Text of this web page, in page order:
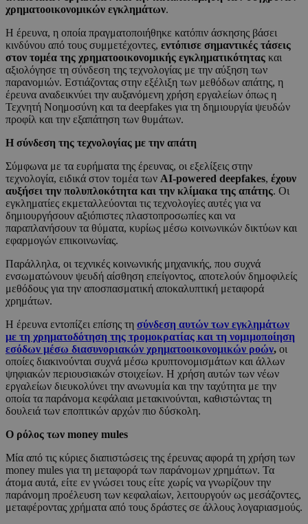
χρηματοοικονομικών εγκλημάτων.
Η έρευνα, η οποία πραγματοποιήθηκε κατόπιν άσκησης βάσει
κινδύνου από τους συμμετέχοντες, εντόπισε σημαντικές τάσεις
στον τομέα της χρηματοοικονομικής εγκληματικότητας και
αξιολόγησε τη σύνδεση της τεχνολογίας με την αύξηση των
παρανομιών. Εστιάζοντας στην εξέλιξη των μεθόδων απάτης, η
έρευνα αναδεικνύει την αυξανόμενη χρήση εργαλείων όπως η
Τεχνητή Νοημοσύνη και τα deepfakes για τη δημιουργία ψευδών
προφίλ και την εξαπάτηση των θυμάτων.
Η σύνδεση της τεχνολογίας με την απάτη
Σύμφωνα με τα ευρήματα της έρευνας, οι εξελίξεις στην
τεχνολογία, ειδικά στον τομέα των AI-powered deepfakes, έχουν
αυξήσει την πολυπλοκότητα και την κλίμακα της απάτης. Οι
εγκληματίες εκμεταλλεύονται τις τεχνολογίες αυτές για να
δημιουργήσουν αξιόπιστες πλαστοπροσωπίες και να
παραπλανήσουν τα θύματα, κυρίως μέσω κοινωνικών δικτύων και
εφαρμογών επικοινωνίας.
Παράλληλα, οι τεχνικές κοινωνικής μηχανικής, που συχνά
ενσωματώνουν ψευδή αίσθηση επείγοντος, αποτελούν δημοφιλείς
μεθόδους για την αποσπασματική αποκαλυπτική μεταφορά
χρημάτων.
Η έρευνα εντοπίζει επίσης τη σύνδεση αυτών των εγκλημάτων
με τη χρηματοδότηση της τρομοκρατίας και τη νομιμοποίηση
εσόδων μέσω διασυνοριακών χρηματοοικονομικών ροών, οι
οποίες διακινούνται συχνά μέσω κρυπτονομισμάτων και άλλων
ψηφιακών περιουσιακών στοιχείων. Η χρήση αυτών των νέων
εργαλείων διευκολύνει την ανωνυμία και την ταχύτητα με την
οποία τα παράνομα κεφάλαια μετακινούνται, καθιστώντας τη
δουλειά των εποπτικών αρχών πιο δύσκολη.
Ο ρόλος των money mules
Μία από τις κύριες διαπιστώσεις της έρευνας αφορά τη χρήση των
money mules για τη μεταφορά των παράνομων χρημάτων. Τα
άτομα αυτά, είτε εν γνώσει τους είτε χωρίς να γνωρίζουν την
παράνομη προέλευση των κεφαλαίων, λειτουργούν ως μεσάζοντες,
μεταφέροντας χρήματα από τους δράστες σε άλλους λογαριασμούς.